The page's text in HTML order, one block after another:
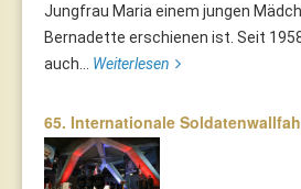
Jungfrau Maria einem jungen
Bernadette erschienen ist. Seit
auch... Weiterlesen
65. Internationale